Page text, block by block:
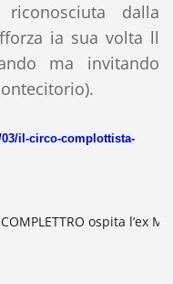
dalla
ia sua volta ll
ma invitando
il-circo-complottista-